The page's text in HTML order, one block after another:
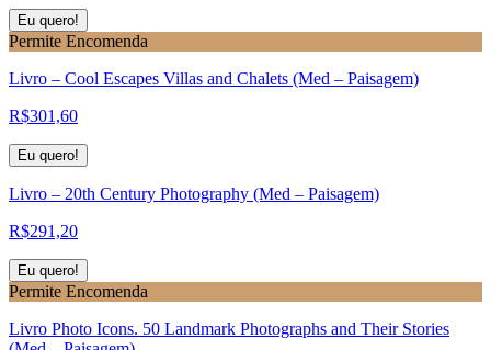
Eu quero!
Permite Encomenda
Livro – Cool Escapes Villas and Chalets (Med – Paisagem)
R$301,60
Eu quero!
Livro – 20th Century Photography (Med – Paisagem)
R$291,20
Eu quero!
Permite Encomenda
Livro Photo Icons. 50 Landmark Photographs and Their Stories